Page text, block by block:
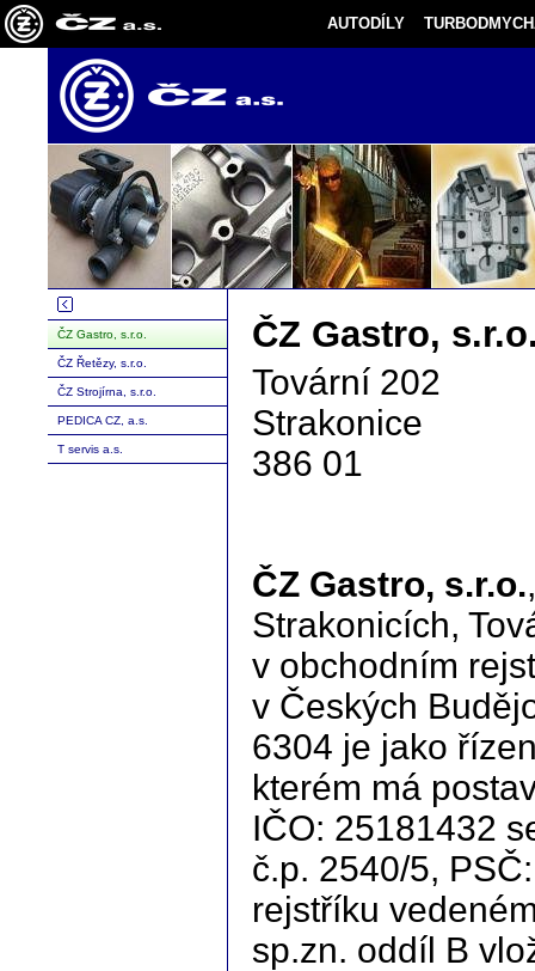
AUTODÍLY
ČZ Gastro, s.r.o.
ČZ Řetězy, s.r.o.
ČZ Strojírna, s.r.o.
PEDICA CZ, a.s.
T servis a.s.
ČZ Gastro,
Tovární 202
Strakonice
386 01
ČZ Gastro, s.r.o.
Strakonicích,
v obchodním
v Českých
6304 je jako
kterém má
IČO: 25181432
č.p. 2540/5,
rejstříku
sp.zn. oddíl B